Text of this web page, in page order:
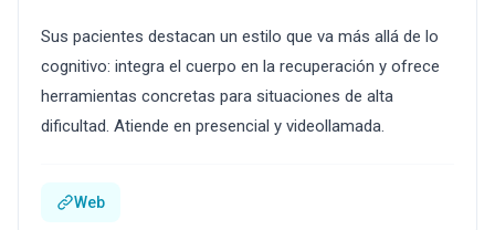
Sus pacientes destacan un estilo que va más allá de lo
cognitivo: integra el cuerpo en la recuperación y ofrece
herramientas concretas para situaciones de alta
dificultad. Atiende en presencial y videollamada.
Web